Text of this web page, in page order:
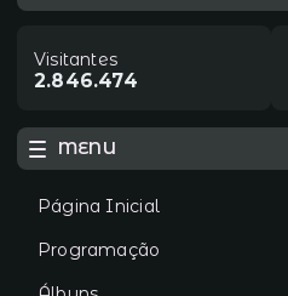
Visitantes
2.846.474
MENU
Página Inicial
Programação